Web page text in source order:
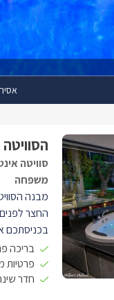
הסוויטה
סוויטה
משפחה
מבנה
החצר
בכניסתכם
תקרה גבוה
סלון
מיוחדות
בריכה
פרטיות
חדר